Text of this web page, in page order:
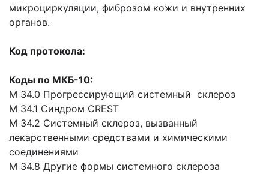
микроциркуляции, фиброзом кожи и внутренних
органов.
Код протокола:
Коды по МКБ-10:
М 34.0 Прогрессирующий системный склероз
М 34.1 Синдром CREST
М 34.2 Системный склероз, вызванный
лекарственными средствами и химическими
соединениями
М 34.8 Другие формы системного склероза